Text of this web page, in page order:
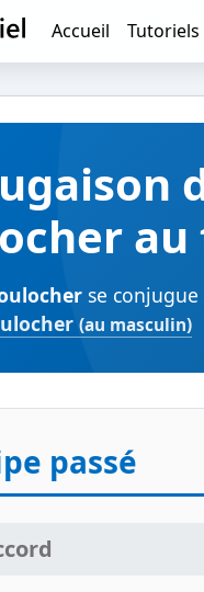
Accueil Tutoriels
se
(au masculin)
passé